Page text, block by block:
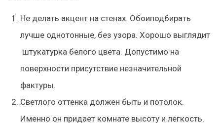
Не делать акцент на стенах. Обоиподбирать
лучше однотонные, без узора. Хорошо выглядит
штукатурка белого цвета. Допустимо на
поверхности присутствие незначительной
фактуры.
Светлого оттенка должен быть и потолок.
Именно он придает комнате высоту и легкость.